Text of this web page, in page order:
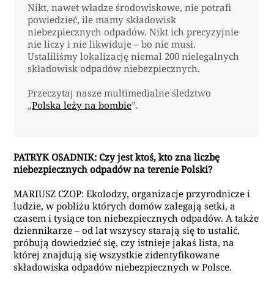
Nikt, nawet władze środowiskowe, nie potrafi
powiedzieć, ile mamy składowisk
niebezpiecznych odpadów. Nikt ich precyzyjnie
nie liczy i nie likwiduje – bo nie musi.
Ustaliliśmy lokalizację niemal 200 nielegalnych
składowisk odpadów niebezpiecznych.
Przeczytaj nasze multimedialne śledztwo
„Polska leży na bombie”.
PATRYK OSADNIK: Czy jest ktoś, kto zna liczbę
niebezpiecznych odpadów na terenie Polski?
MARIUSZ CZOP: Ekolodzy, organizacje przyrodnicze i
ludzie, w pobliżu których domów zalegają setki, a
czasem i tysiące ton niebezpiecznych odpadów. A także
dziennikarze – od lat wszyscy starają się to ustalić,
próbują dowiedzieć się, czy istnieje jakaś lista, na
której znajdują się wszystkie zidentyfikowane
składowiska odpadów niebezpiecznych w Polsce.